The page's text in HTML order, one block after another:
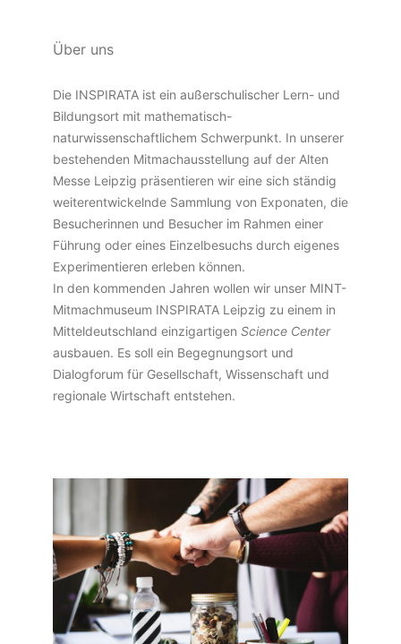
Über uns
Die INSPIRATA ist ein außerschulischer Lern- und
Bildungsort mit mathematisch-
naturwissenschaftlichem Schwerpunkt. In unserer
bestehenden Mitmachausstellung auf der Alten
Messe Leipzig präsentieren wir eine sich ständig
weiterentwickelnde Sammlung von Exponaten, die
Besucherinnen und Besucher im Rahmen einer
Führung oder eines Einzelbesuchs durch eigenes
Experimentieren erleben können.
In den kommenden Jahren wollen wir unser MINT-
Mitmachmuseum INSPIRATA Leipzig zu einem in
Mitteldeutschland einzigartigen Science Center
ausbauen. Es soll ein Begegnungsort und
Dialogforum für Gesellschaft, Wissenschaft und
regionale Wirtschaft entstehen.